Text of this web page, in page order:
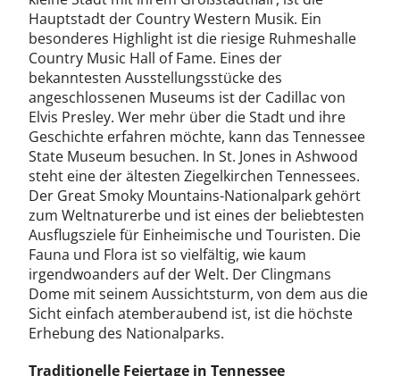
Hauptstadt der Country Western Musik. Ein
besonderes Highlight ist die riesige Ruhmeshalle
Country Music Hall of Fame. Eines der
bekanntesten Ausstellungsstücke des
angeschlossenen Museums ist der Cadillac von
Elvis Presley. Wer mehr über die Stadt und ihre
Geschichte erfahren möchte, kann das Tennessee
State Museum besuchen. In St. Jones in Ashwood
steht eine der ältesten Ziegelkirchen Tennessees.
Der Great Smoky Mountains-Nationalpark gehört
zum Weltnaturerbe und ist eines der beliebtesten
Ausflugsziele für Einheimische und Touristen. Die
Fauna und Flora ist so vielfältig, wie kaum
irgendwoanders auf der Welt. Der Clingmans
Dome mit seinem Aussichtsturm, von dem aus die
Sicht einfach atemberaubend ist, ist die höchste
Erhebung des Nationalparks.
Traditionelle Feiertage in Tennessee